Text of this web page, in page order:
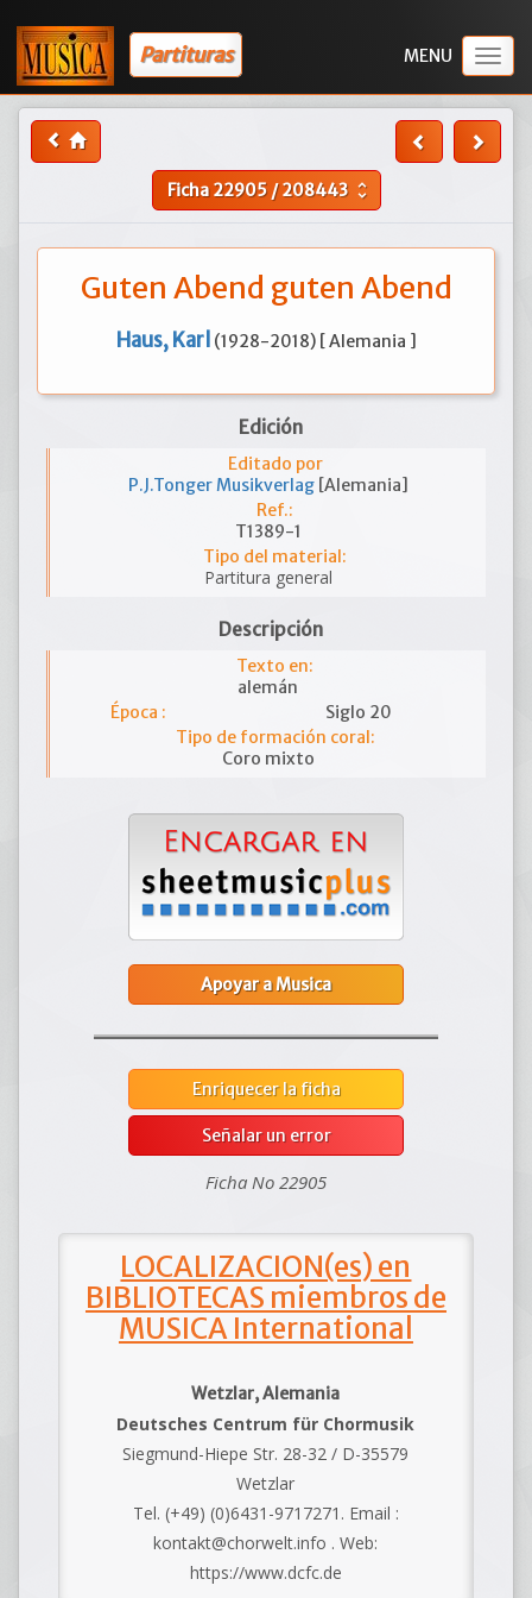
Partituras
Ficha22905/208443 unfold_more
Guten Abend guten Abend
Haus, Karl (1928-2018) [ Alemania ]
Edición
Editado por
P.J.Tonger Musikverlag [Alemania]
Ref.:
T1389-1
Tipo del material:
Partitura general
Descripción
Texto en:
alemán
Época :
Siglo 20
Tipo de formación coral:
Coro mixto
Apoyar a Musica
Enriquecer la ficha
Señalar un error
Ficha No 22905
LOCALIZACION(es) en
BIBLIOTECAS miembros de
MUSICA International
Wetzlar, Alemania
Deutsches Centrum für Chormusik
Siegmund-Hiepe Str. 28-32 / D-35579
Wetzlar
Tel. (+49) (0)6431-9717271. Email :
kontakt@chorwelt.info . Web:
https://www.dcfc.de